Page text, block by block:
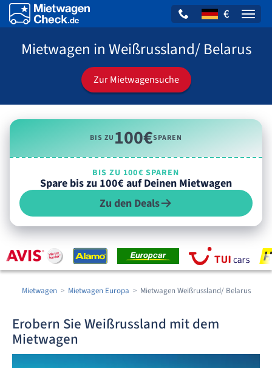
€
Mietwagen in Weißrussland/ Belarus
Zur Mietwagensuche
BIS ZU100€SPAREN
BIS ZU 100€ SPAREN
Spare bis zu 100€ auf Deinen Mietwagen
Zu den Deals
Mietwagen Mietwagen Europa Mietwagen Weißrussland/ Belarus
Erobern Sie Weißrussland mit dem
Mietwagen